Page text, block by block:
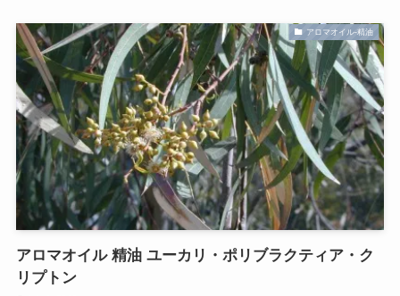
アロマオイル-精油
アロマオイル 精油 ユーカリ・ポリブラクティア・ク
リプトン